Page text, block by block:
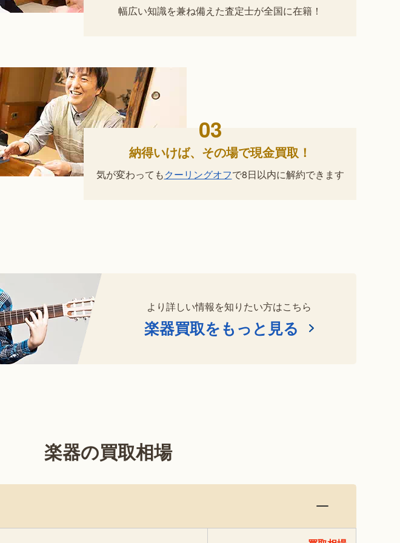
幅広い知識を兼ね備えた査定士が全国に在籍！
03
納得いけば、 その場で現金買取！
気が変わってもクーリングオフで8日以内に解約できます
より詳しい情報を知りたい方はこちら
楽器買取をもっと見る
楽器の買取相場